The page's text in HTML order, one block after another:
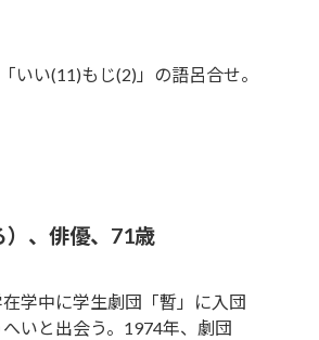
いい(11)もじ(2)」の語呂合せ。
）、俳優、71歳
学中に学生劇団「暫」に入団
いと出会う。1974年、劇団